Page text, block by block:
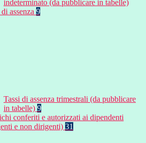
indeterminato (da pubblicare in tabelle)
assenza 9
Tassi di assenza trimestrali (da pubblicare
in tabelle) 9
conferiti e autorizzati ai dipendenti
e non dirigenti) 31